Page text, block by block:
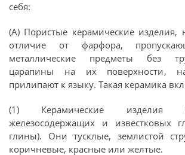
себя:
(А) Пористые керамические изделия,
отличие от фарфора,
металлические предметы без
царапины на их поверхности,
прилипают к языку. Такая керамика
(1) Керамические изделия
железосодержащих и известковых
глины). Они тусклые, землистой
коричневые, красные или желтые.